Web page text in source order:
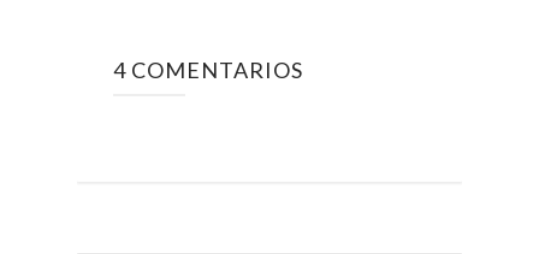
4 COMENTARIOS